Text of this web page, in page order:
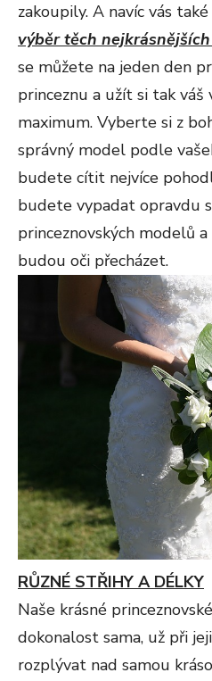
zakoupily. A navíc vás
výběr těch
se můžete na jeden den
princeznu a užít si tak
maximum. Vyberte si z
správný model podle
budete cítit nejvíce
budete vypadat opravdu
princeznovských modelů a
budou oči přecházet.
RŮZNÉ STŘIHY A DÉLKY
Naše krásné
dokonalost sama, už při
rozplývat nad samou